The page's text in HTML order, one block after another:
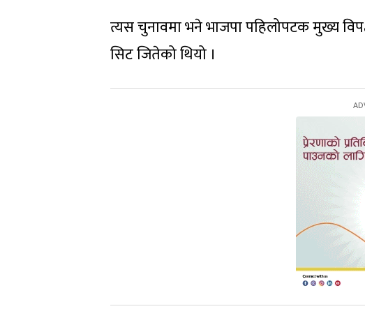
त्यस चुनावमा भने भाजपा पहिलोपटक मुख्य
सिट जितेको थियो ।